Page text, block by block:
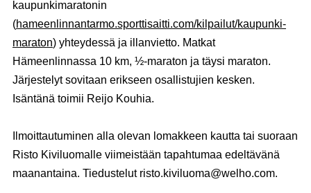
kaupunkimaratonin
(hameenlinnantarmo.sporttisaitti.com/kilpailut/kaupunki-
maraton) yhteydessä ja illanvietto. Matkat
Hämeenlinnassa 10 km, ½-maraton ja täysi maraton.
Järjestelyt sovitaan erikseen osallistujien kesken.
Isäntänä toimii Reijo Kouhia.
Ilmoittautuminen alla olevan lomakkeen kautta tai suoraan
Risto Kiviluomalle viimeistään tapahtumaa edeltävänä
maanantaina. Tiedustelut risto.kiviluoma@welho.com.